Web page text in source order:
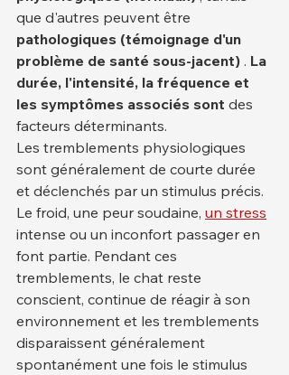
que d'autres peuvent être
pathologiques (témoignage d'un
problème de santé sous-jacent) . La
durée, l'intensité, la fréquence et
les symptômes associés sont des
facteurs déterminants.
Les tremblements physiologiques
sont généralement de courte durée
et déclenchés par un stimulus précis.
Le froid, une peur soudaine, un stress
intense ou un inconfort passager en
font partie. Pendant ces
tremblements, le chat reste
conscient, continue de réagir à son
environnement et les tremblements
disparaissent généralement
spontanément une fois le stimulus